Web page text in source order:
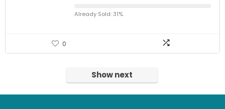
Already Sold: 31%
0
Show next